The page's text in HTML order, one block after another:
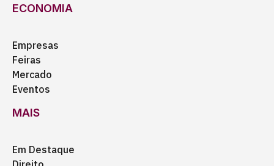
ECONOMIA
Empresas
Feiras
Mercado
Eventos
MAIS
Em Destaque